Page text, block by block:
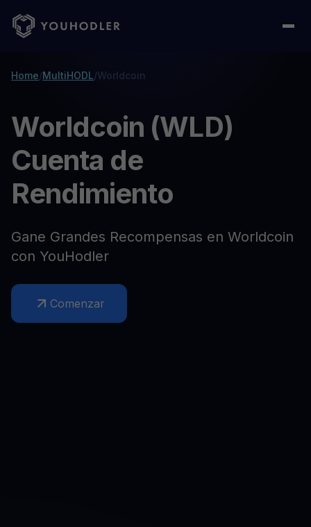
Home/MultiHODL/Worldcoin
Worldcoin (WLD)
Cuenta de
Rendimiento
Gane Grandes Recompensas en Worldcoin
con YouHodler
Comenzar